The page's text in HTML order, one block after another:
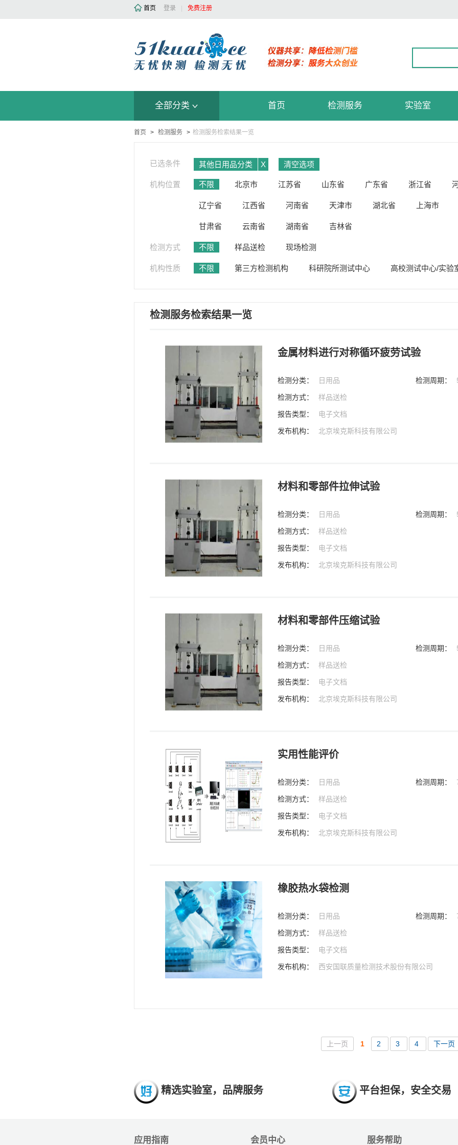
首页 登录 免费注册
全部分类 首页 检测服务 实验室
首页 > 检测服务 > 检测服务检索结果一览
已选条件 其他日用品分类 X 清空选项
机构位置 不限 北京市 江苏省 山东省 广东省 浙江省
辽宁省 江西省 河南省 天津市 湖北省 上海市
甘肃省 云南省 湖南省 吉林省
检测方式 不限 样品送检 现场检测
机构性质 不限 第三方检测机构 科研院所测试中心 高校测试中心/实验
检测服务检索结果一览
金属材料进行对称循环疲劳试验
检测分类： 日用品 检测周期：
检测方式： 样品送检
报告类型： 电子文档
发布机构： 北京埃克斯科技有限公司
材料和零部件拉伸试验
检测分类： 日用品 检测周期：
检测方式： 样品送检
报告类型： 电子文档
发布机构： 北京埃克斯科技有限公司
材料和零部件压缩试验
检测分类： 日用品 检测周期：
检测方式： 样品送检
报告类型： 电子文档
发布机构： 北京埃克斯科技有限公司
实用性能评价
检测分类： 日用品 检测周期：
检测方式： 样品送检
报告类型： 电子文档
发布机构： 北京埃克斯科技有限公司
橡胶热水袋检测
检测分类： 日用品 检测周期：
检测方式： 样品送检
报告类型： 电子文档
发布机构： 西安国联质量检测技术股份有限公司
上一页 1 2 3 4 下一页
精选实验室，品牌服务 平台担保，安全交易
应用指南 会员中心 服务帮助